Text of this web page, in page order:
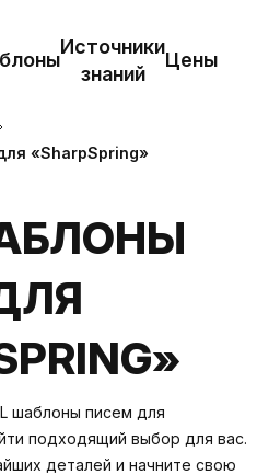
Источники
знаний
Цены
«SharpSpring»
шаблоны писем для
подходящий выбор для вас.
деталей и начните свою